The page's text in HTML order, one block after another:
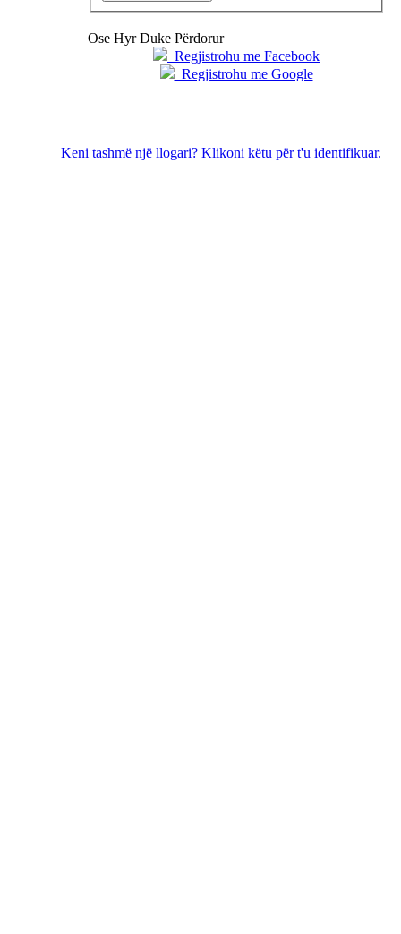
Ose Hyr Duke Përdorur
Regjistrohu me Facebook
Regjistrohu me Google
Keni tashmë një llogari? Klikoni këtu për t'u identifikuar.